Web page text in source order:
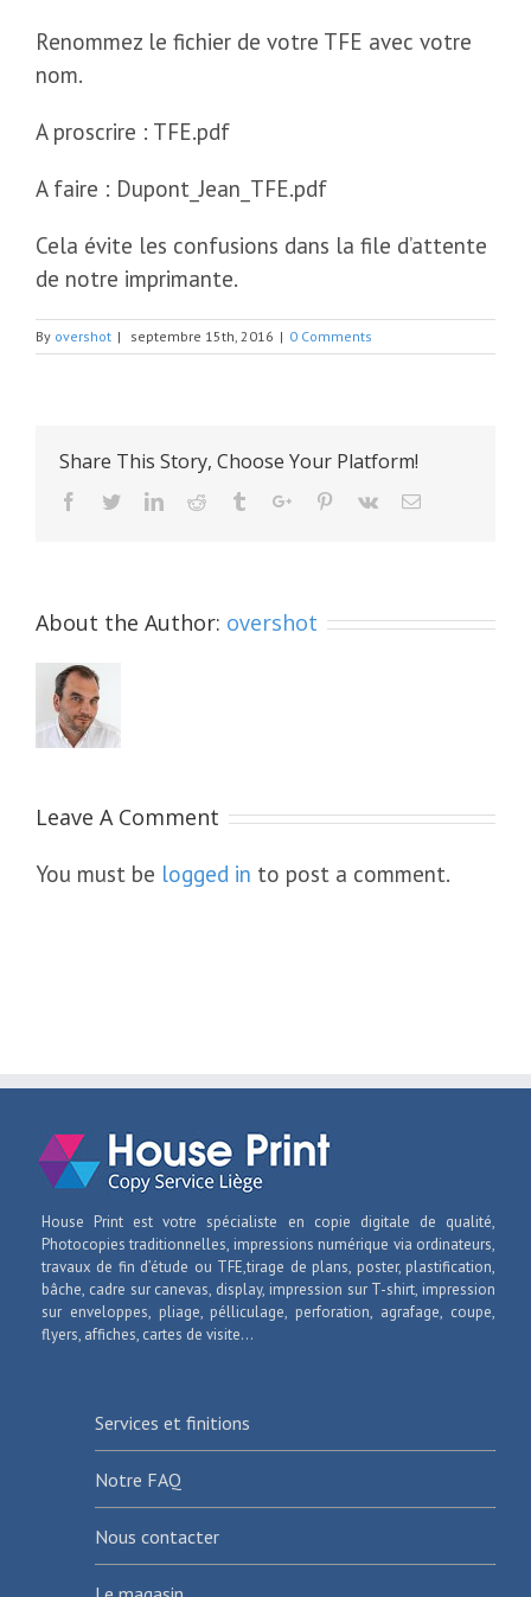
Renommez le fichier de votre TFE avec votre
nom.
A proscrire : TFE.pdf
A faire : Dupont_Jean_TFE.pdf
Cela évite les confusions dans la file d’attente
de notre imprimante.
By overshot | septembre 15th, 2016 | 0 Comments
Share This Story, Choose Your Platform!
Facebook
TwitterLinkedinReddit TumblrGoogle+Pinterest
Vk Email
About the Author: overshot
Leave A Comment
You must be logged in to post a comment.
House Print est votre spécialiste en copie digitale de qualité,
Photocopies traditionnelles, impressions numérique via ordinateurs,
travaux de fin d’étude ou TFE,tirage de plans, poster, plastification,
bâche, cadre sur canevas, display, impression sur T-shirt, impression
sur enveloppes, pliage, pélliculage, perforation, agrafage, coupe,
flyers, affiches, cartes de visite...
Services et finitions
Notre FAQ
Nous contacter